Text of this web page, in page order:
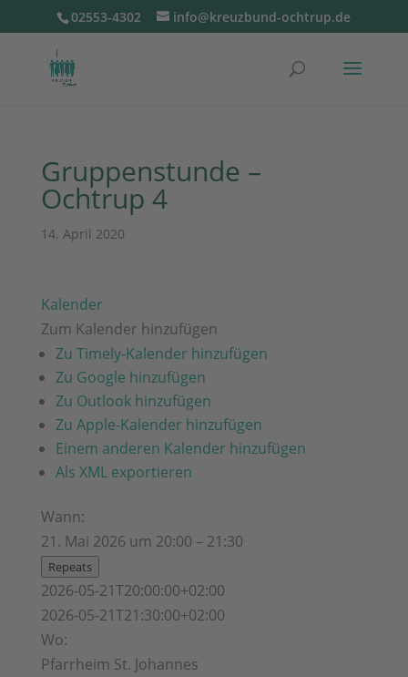
02553-4302 info@kreuzbund-ochtrup.de
Gruppenstunde –
Ochtrup 4
14. April 2020
Kalender
Zum Kalender hinzufügen
Zu Timely-Kalender hinzufügen
Zu Google hinzufügen
Zu Outlook hinzufügen
Zu Apple-Kalender hinzufügen
Einem anderen Kalender hinzufügen
Als XML exportieren
Wann:
21. Mai 2026 um 20:00 – 21:30
Repeats
2026-05-21T20:00:00+02:00
2026-05-21T21:30:00+02:00
Wo:
Pfarrheim St. Johannes